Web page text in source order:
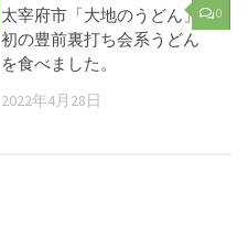
0
太宰府市「大地のうどん」
初の豊前裏打ち会系うどん
を食べました。
2022年4月28日